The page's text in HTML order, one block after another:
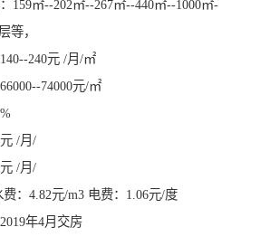
159㎡--202㎡--267㎡--440㎡--1000㎡-
等，
240元 /月/㎡
74000元/㎡
/月/
/月/
：4.82元/m3 电费：1.06元/度
年4月交房